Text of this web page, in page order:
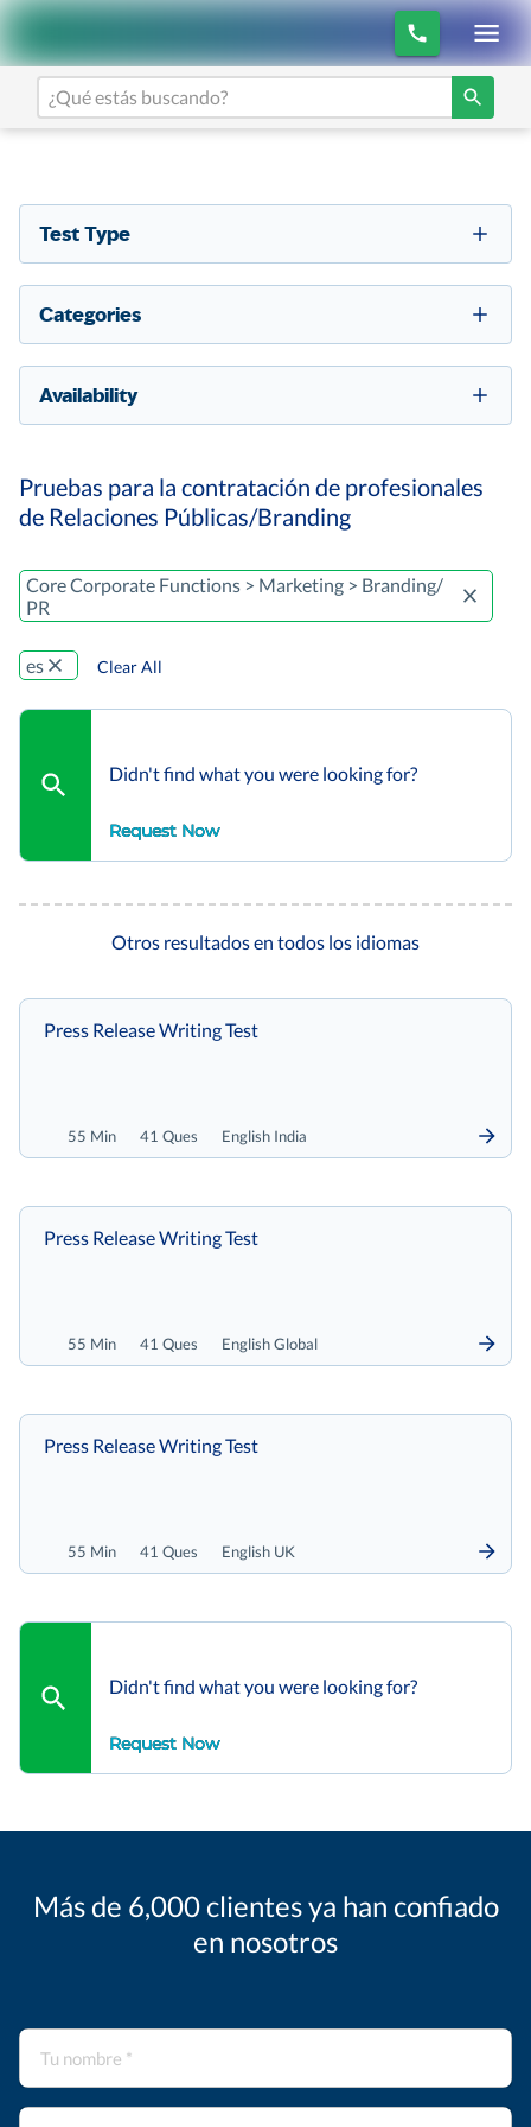
Test Type
Categories
Availability
Pruebas para la contratación de profesionales
de Relaciones Públicas/Branding
Core Corporate Functions > Marketing > Branding/
PR
es Clear All
Didn't find what you were looking for?
Request Now
Otros resultados en todos los idiomas
55 Min 41 Ques English India
Press Release Writing Test
55 Min 41 Ques English Global
Press Release Writing Test
55 Min 41 Ques English UK
Press Release Writing Test
Didn't find what you were looking for?
Request Now
Más de 6,000 clientes ya han confiado
en nosotros